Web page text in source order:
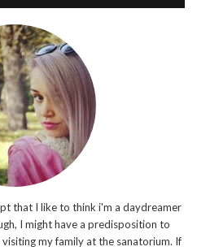
that I like to think i'm a daydreamer
I might have a predisposition to
my family at the sanatorium. If